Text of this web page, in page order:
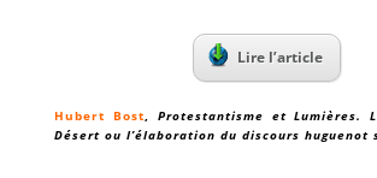
Lire l’article
Hubert Bost, Protestantisme et Lumières.
Désert ou l’élaboration du discours huguenot